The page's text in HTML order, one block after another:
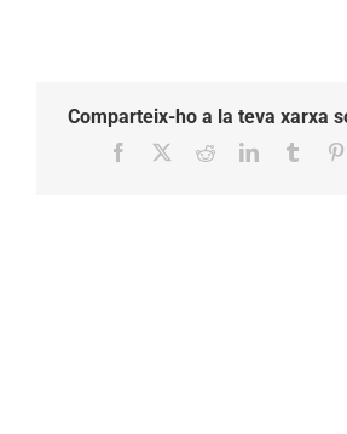
Comparteix-ho a la teva xarxa
Facebook RedditLinkedInTumblr